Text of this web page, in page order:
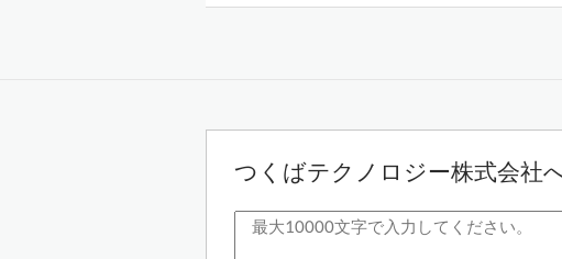
つくばテクノロジー株式会社